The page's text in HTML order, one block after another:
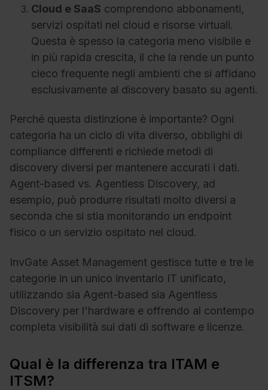
Cloud e SaaS comprendono abbonamenti,
servizi ospitati nel cloud e risorse virtuali.
Questa è spesso la categoria meno visibile e
in più rapida crescita, il che la rende un punto
cieco frequente negli ambienti che si affidano
esclusivamente al discovery basato su agenti.
Perché questa distinzione è importante? Ogni
categoria ha un ciclo di vita diverso, obblighi di
compliance differenti e richiede metodi di
discovery diversi per mantenere accurati i dati.
Agent-based vs. Agentless Discovery, ad
esempio, può produrre risultati molto diversi a
seconda che si stia monitorando un endpoint
fisico o un servizio ospitato nel cloud.
InvGate Asset Management gestisce tutte e tre le
categorie in un unico inventario IT unificato,
utilizzando sia Agent-based sia Agentless
Discovery per l'hardware e offrendo al contempo
completa visibilità sui dati di software e licenze.
Qual è la differenza tra ITAM e
ITSM?